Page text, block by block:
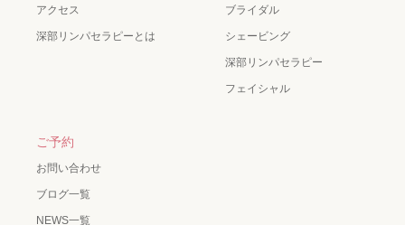
アクセス
深部リンパセラピーとは
ブライダル
シェービング
深部リンパセラピー
フェイシャル
ご予約
お問い合わせ
ブログ一覧
NEWS一覧